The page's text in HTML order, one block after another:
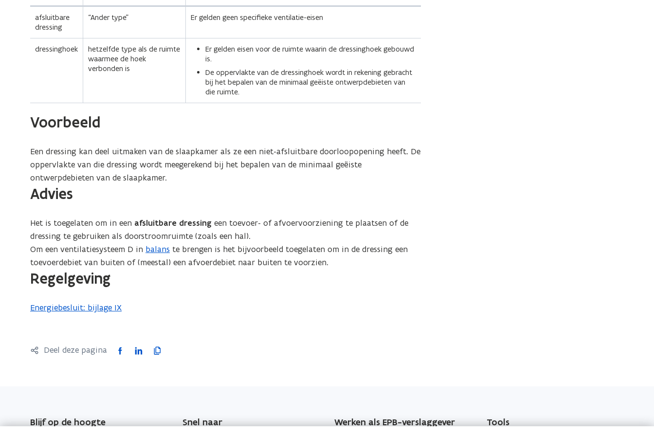
afsluitbare
dressing
“Ander type” Er gelden geen specifieke ventilatie-eisen
dressinghoek
hetzelfde type als de ruimte
waarmee de hoek
verbonden is
Er gelden eisen voor de ruimte waarin de dressinghoek gebouwd
is.
De oppervlakte van de dressinghoek wordt in rekening gebracht
bij het bepalen van de minimaal geëiste ontwerpdebieten van
die ruimte.
Voorbeeld
Een dressing kan deel uitmaken van de slaapkamer als ze een niet-afsluitbare doorloopopening heeft. De
oppervlakte van die dressing wordt meegerekend bij het bepalen van de minimaal geëiste
ontwerpdebieten van de slaapkamer.
Advies
Het is toegelaten om in een afsluitbare dressingeen toevoer- of afvoervoorziening te plaatsen of de
dressing te gebruiken als doorstroomruimte (zoals een hal).
Om een ventilatiesysteem D in balans te brengen is het bijvoorbeeld toegelaten om in de dressing een
toevoerdebiet van buiten of (meestal) een afvoerdebiet naar buiten te voorzien.
Regelgeving
Energiebesluit: bijlage IX
Deel deze pagina
F
o
L
i
K
r
Blijf op de hoogte Snel naar Werken als EPB-verslaggever Tools